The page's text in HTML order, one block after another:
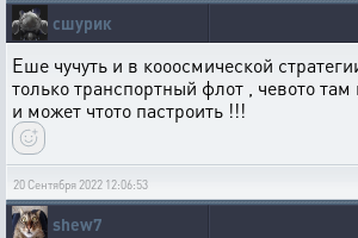
сшурик
Еше чучуть и в кооосмической
только транспортный флот , чевото там
и может чтото пастроить !!!
20 Сентября 2022 12:06:53
shew7